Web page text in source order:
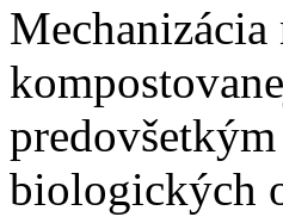
biologických